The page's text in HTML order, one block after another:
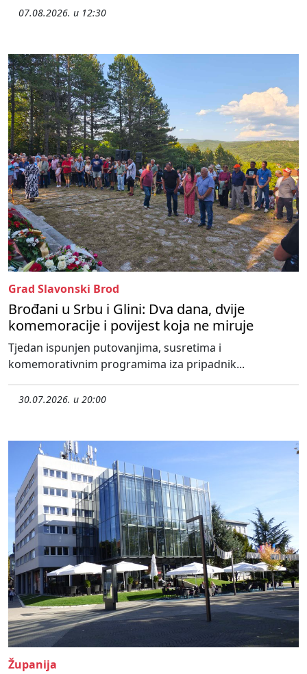
07.08.2026. u 12:30
Grad Slavonski Brod
Brođani u Srbu i Glini: Dva dana, dvije
komemoracije i povijest koja ne miruje
Tjedan ispunjen putovanjima, susretima i
komemorativnim programima iza pripadnik...
30.07.2026. u 20:00
Županija